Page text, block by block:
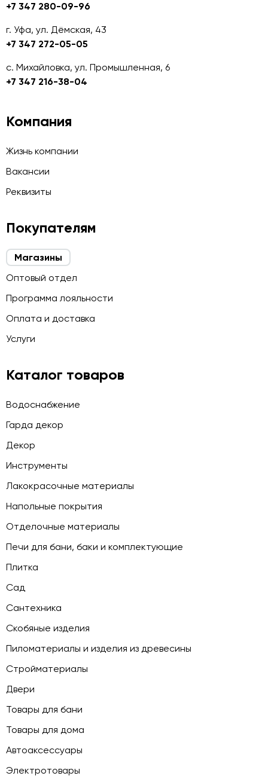
+7 347 280-09-96
г. Уфа, ул. Дёмская, 43
+7 347 272-05-05
с. Михайловка, ул. Промышленная, 6
+7 347 216-38-04
Компания
Жизнь компании
Вакансии
Реквизиты
Покупателям
Магазины
Оптовый отдел
Программа лояльности
Оплата и доставка
Услуги
Каталог товаров
Водоснабжение
Гарда декор
Декор
Инструменты
Лакокрасочные материалы
Напольные покрытия
Отделочные материалы
Печи для бани, баки и комплектующие
Плитка
Сад
Сантехника
Скобяные изделия
Пиломатериалы и изделия из древесины
Стройматериалы
Двери
Товары для бани
Товары для дома
Автоаксессуары
Электротовары